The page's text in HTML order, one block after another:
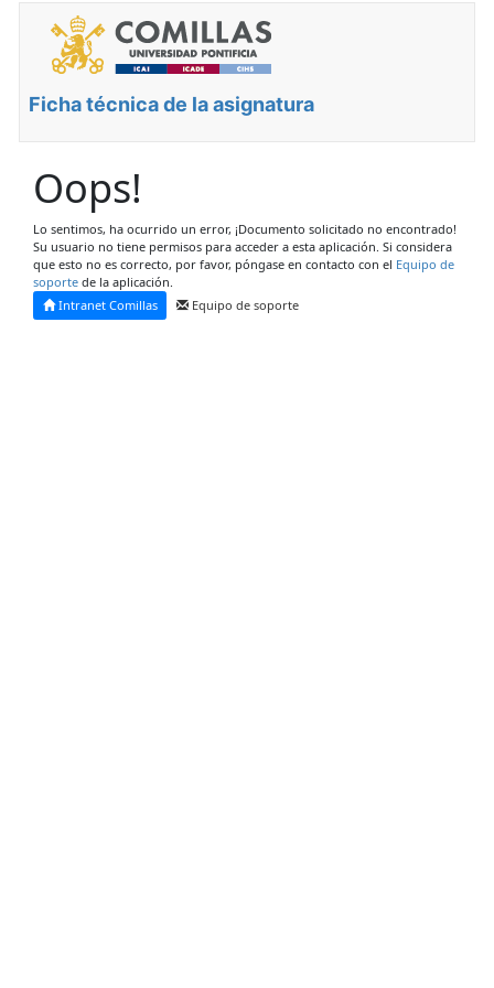
Ficha técnica de la asignatura
Oops!
Lo sentimos, ha ocurrido un error, ¡Documento solicitado no encontrado!
Su usuario no tiene permisos para acceder a esta aplicación. Si considera
que esto no es correcto, por favor, póngase en contacto con el Equipo de
soporte de la aplicación.
Intranet Comillas
Equipo de soporte